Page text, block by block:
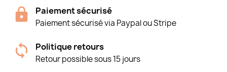
Paiement sécurisé
Paiement sécurisé via Paypal ou Stripe
Politique retours
Retour possible sous 15 jours